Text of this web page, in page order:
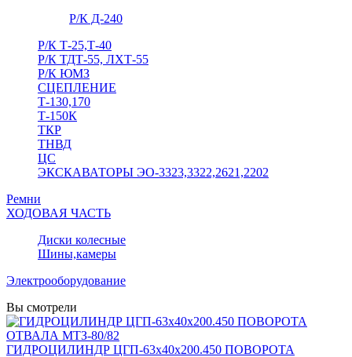
Р/К Д-240
Р/К Т-25,Т-40
Р/К ТДТ-55, ЛХТ-55
Р/К ЮМЗ
СЦЕПЛЕНИЕ
Т-130,170
Т-150К
ТКР
ТНВД
ЦС
ЭКСКАВАТОРЫ ЭО-3323,3322,2621,2202
Ремни
ХОДОВАЯ ЧАСТЬ
Диски колесные
Шины,камеры
Электрооборудование
Вы смотрели
ГИДРОЦИЛИНДР ЦГП-63х40х200.450 ПОВОРОТА